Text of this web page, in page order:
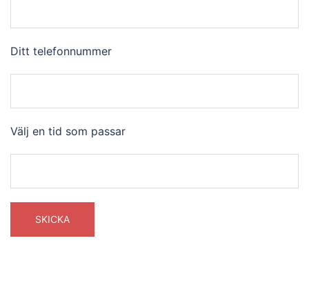
Ditt telefonnummer
Välj en tid som passar